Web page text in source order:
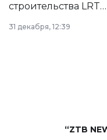
строительства LRT
в Астане из
республиканского
31 декабря, 12:39
“ZTB